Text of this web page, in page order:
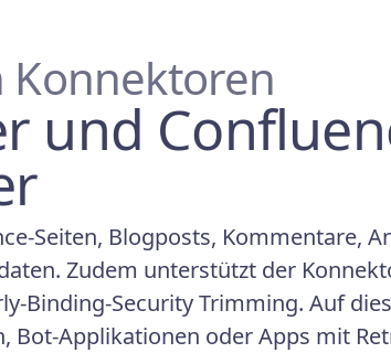
Konnektoren
und
Seiten, Blogposts, Kommentare,
Zudem unterstützt der
Binding-Security Trimming. Auf
Bot-Applikationen oder Apps mit